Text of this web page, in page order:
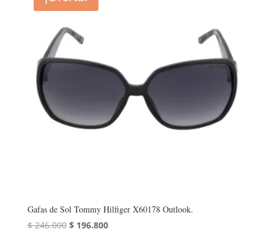
Gafas de Sol Tommy Hilfiger X60178 Outlook.
$246.000 El
$196.800El